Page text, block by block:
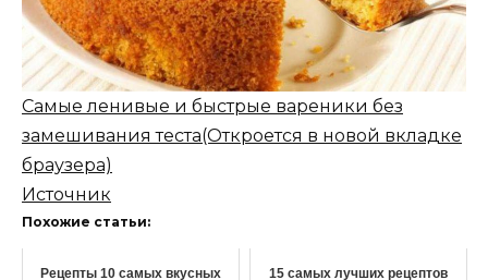
Самые ленивые и быстрые вареники без
замешивания теста(Откроется в новой вкладке
браузера)
Источник
Похожие статьи:
Рецепты 10 самых вкусных
15 самых лучших рецептов